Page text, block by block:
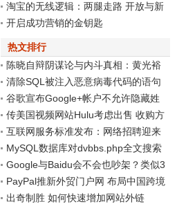
Discuz! X2再度发力
淘宝的无线逻辑：两腿走路 开放与新
商业生态
开启成功营销的金钥匙
热文排行
陈晓自辩阴谋论与内斗真相：黄光裕
智商高
清除SQL被注入恶意病毒代码的语句
谷歌宣布Google+帐户不允许隐藏姓
名和性别
传美国视频网站Hulu考虑出售 收购方
非谷歌
互联网服务标准发布：网络招聘迎来
春天
MySQL数据库对dvbbs.php全文搜索
的完全分析
Google与Baidu会不会也吵架？类似3
60与腾讯...
PayPal推新外贸门户网 布局中国跨境
电子商务
出奇制胜 如何快速增加网站外链